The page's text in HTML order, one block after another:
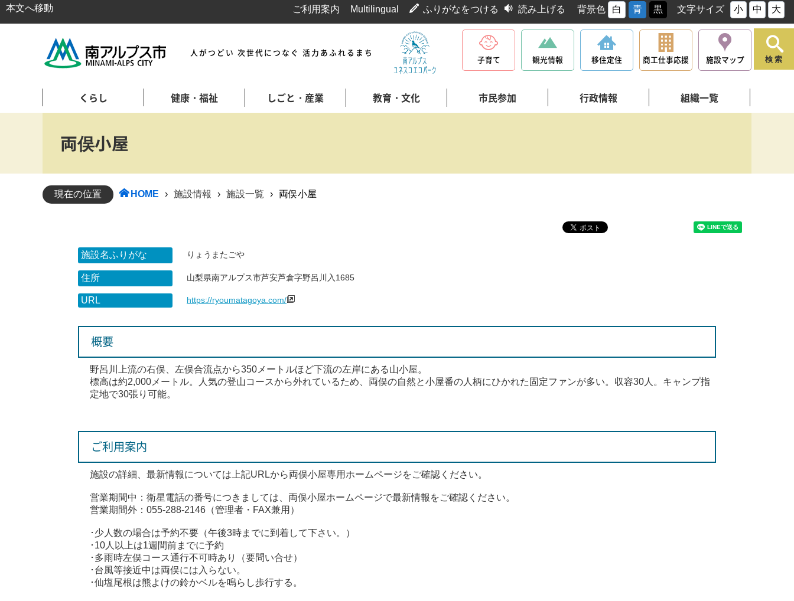
本文へ移動 ご利用案内 Multilingual ふりがなをつける 読み上げる 背景色 白 青 黒 文字サイズ 小 中 大
人がつどい 次世代につなぐ 活力あふれるまち
子育て 観光情報 移住定住 商工仕事応援 施設マップ
くらし 健康・福祉 しごと・産業 教育・文化 市民参加 行政情報 組織一覧
検索
両俣小屋
現在の位置 HOME › 施設情報 › 施設一覧 › 両俣小屋
施設名ふりがな りょうまたごや
住所 山梨県南アルプス市芦安芦倉字野呂川入1685
URL https://ryoumatagoya.com/
概要
野呂川上流の右俣、左俣合流点から350メートルほど下流の左岸にある山小屋。
標高は約2,000メートル。人気の登山コースから外れているため、両俣の自然と小屋番の人柄にひかれた固定ファンが多い。収容30人。キャンプ指
定地で30張り可能。
ご利用案内
施設の詳細、最新情報については上記URLから両俣小屋専用ホームページをご確認ください。
営業期間中：衛星電話の番号につきましては、両俣小屋ホームページで最新情報をご確認ください。
営業期間外：055-288-2146（管理者・FAX兼用）
･少人数の場合は予約不要（午後3時までに到着して下さい。）
･10人以上は1週間前までに予約
･多雨時左俣コース通行不可時あり（要問い合せ）
･台風等接近中は両俣には入らない。
･仙塩尾根は熊よけの鈴かベルを鳴らし歩行する。